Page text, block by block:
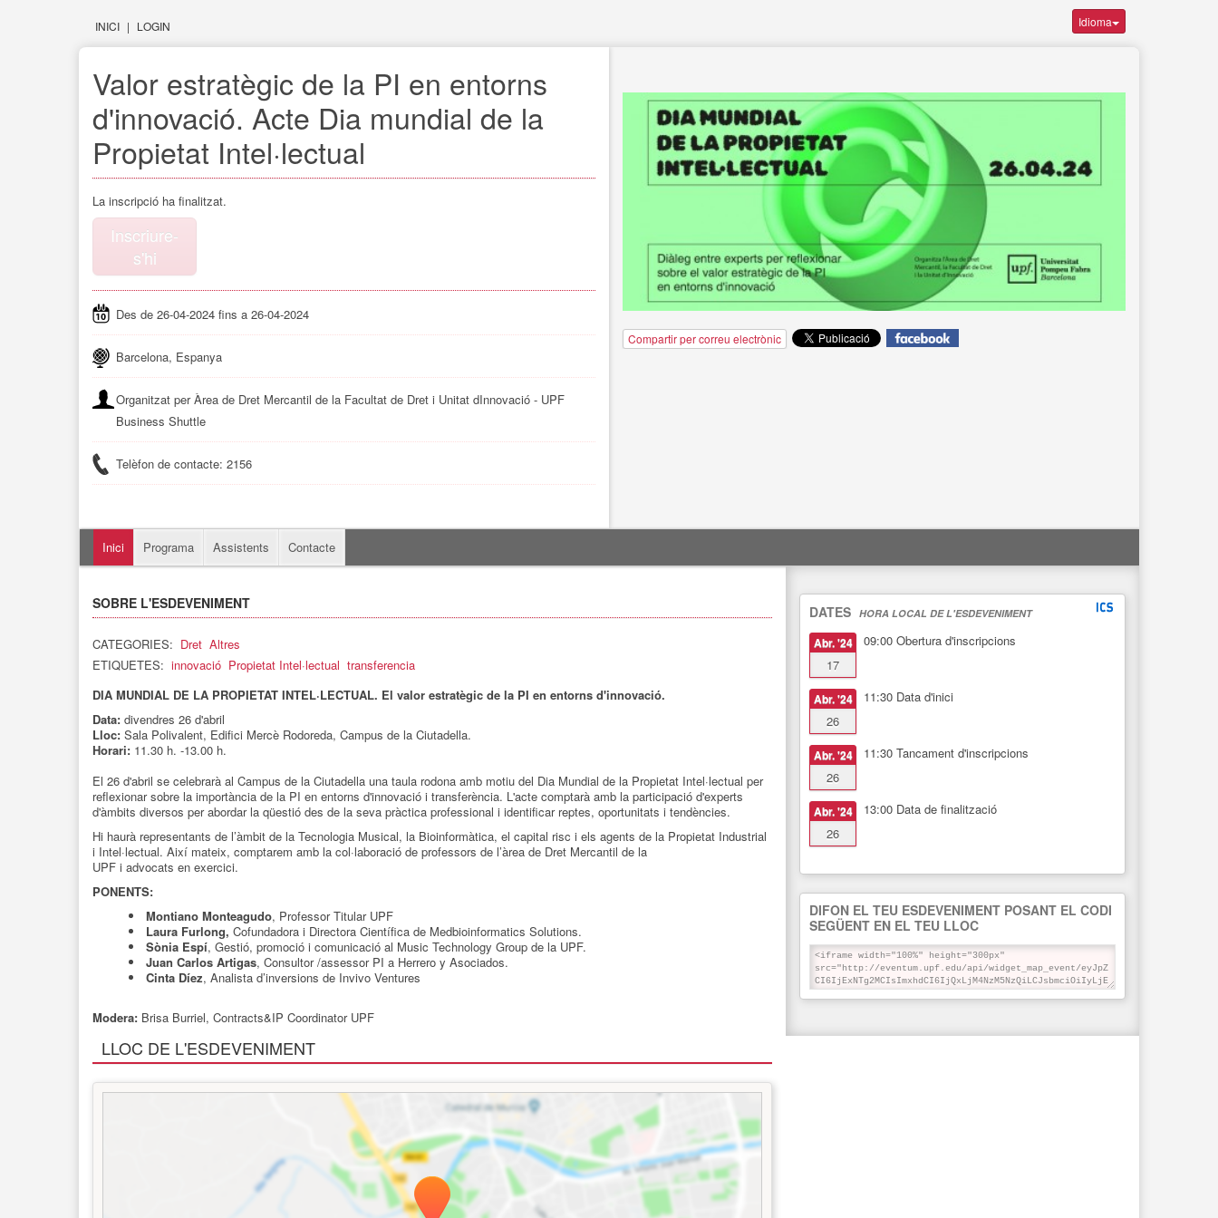
INICI | LOGIN Idioma
Valor estratègic de la PI en entorns
d'innovació. Acte Dia mundial de la
Propietat Intel·lectual
La inscripció ha finalitzat.
Inscriure-
s'hi
Des de 26-04-2024 fins a 26-04-2024
Barcelona, Espanya
Organitzat per Àrea de Dret Mercantil de la Facultat de Dret i Unitat dInnovació - UPF
Business Shuttle
Telèfon de contacte: 2156
Compartir per correu electrònic
Inici Programa Assistents Contacte
SOBRE L'ESDEVENIMENT
CATEGORIES: Dret Altres
ETIQUETES: innovació Propietat Intel·lectual transferencia
DIA MUNDIAL DE LA PROPIETAT INTEL·LECTUAL. El valor estratègic de la PI en entorns d'innovació.
Data: divendres 26 d'abril
Lloc: Sala Polivalent, Edifici Mercè Rodoreda, Campus de la Ciutadella.
Horari: 11.30 h. -13.00 h.
El 26 d'abril se celebrarà al Campus de la Ciutadella una taula rodona amb motiu del Dia Mundial de la Propietat Intel·lectual per
reflexionar sobre la importància de la PI en entorns d'innovació i transferència. L'acte comptarà amb la participació d'experts
d'àmbits diversos per abordar la qüestió des de la seva pràctica professional i identificar reptes, oportunitats i tendències.
Hi haurà representants de l’àmbit de la Tecnologia Musical, la Bioinformàtica, el capital risc i els agents de la Propietat Industrial
i Intel·lectual. Així mateix, comptarem amb la col·laboració de professors de l’àrea de Dret Mercantil de la
UPF i advocats en exercici.
PONENTS:
Montiano Monteagudo, Professor Titular UPF
Laura Furlong, Cofundadora i Directora Científica de Medbioinformatics Solutions.
Sònia Espí, Gestió, promoció i comunicació al Music Technology Group de la UPF.
Juan Carlos Artigas, Consultor /assessor PI a Herrero y Asociados.
Cinta Díez, Analista d’inversions de Invivo Ventures
Modera: Brisa Burriel, Contracts&IP Coordinator UPF
LLOC DE L'ESDEVENIMENT
DATES HORA LOCAL DE L'ESDEVENIMENT
Abr. '24
17
09:00 Obertura d'inscripcions
Abr. '24
26
11:30 Data d'inici
Abr. '24
26
11:30 Tancament d'inscripcions
Abr. '24
26
13:00 Data de finalització
DIFON EL TEU ESDEVENIMENT POSANT EL CODI
SEGÜENT EN EL TEU LLOC